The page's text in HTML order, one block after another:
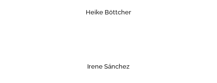
Heike Böttcher
Irene Sánchez